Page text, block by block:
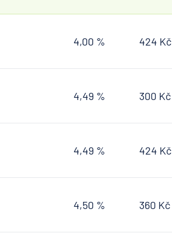
4,00 % 424 Kč
4,49 % 300 Kč
4,49 % 424 Kč
4,50 % 360 Kč